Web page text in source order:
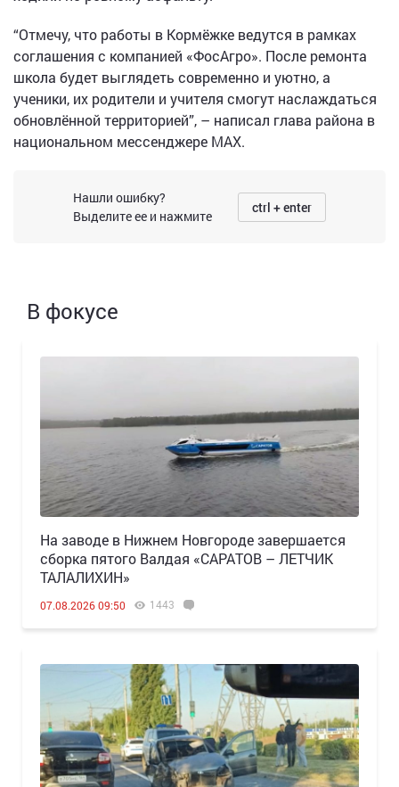
“Отмечу, что работы в Кормёжке ведутся в рамках
соглашения с компанией «ФосАгро». После ремонта
школа будет выглядеть современно и уютно, а
ученики, их родители и учителя смогут наслаждаться
обновлённой территорией”, – написал глава района в
национальном мессенджере МАХ.
Нашли ошибку?
Выделите ее и нажмите
ctrl + enter
В фокусе
Н️а заводе в Нижнем Новгороде завершается
сборка пятого Валдая «САРАТОВ – ЛЕТЧИК
ТАЛАЛИХИН»
07.08.2026 09:50 1443